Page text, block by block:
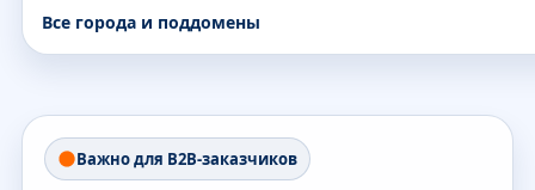
Все города и поддомены
Важно для B2B-заказчиков